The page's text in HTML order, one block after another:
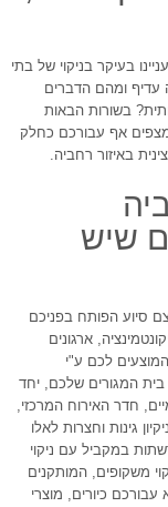
בעיקר בניקוי של בתי
עדיף ומהם הדברים
בשורות הבאות
אף עבורכם כחלק
באיזור רחביה.
שיש
סיוע הפותח בפניכם
ארגונים
לכם ע"י
המגורים שלכם, יחד
חדר האירוח המרכזי,
גינות וחצרות לאלו
במקביל עם ניקוי
משקופים, המותקנים
כיורים, מוצרי